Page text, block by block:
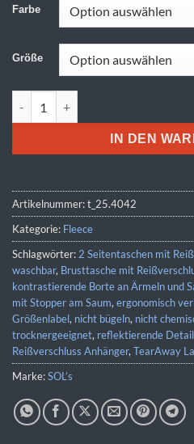
Farbe
Größe
IN DEN
Artikelnummer:t_25.4042
Kategorie: Fleece
Schlagwörter: 2 Seitentaschen mit
waschbar, Brusttasche mit
kontrastierende Borte an Ärmeln und
mit Stopper am Saum, ergonomisch
Größenlabel, nicht bügeln, nicht
trocknergeeignet, reflektierende
Reißverschluss Anhänger, TearAway
Marke:SOL’s